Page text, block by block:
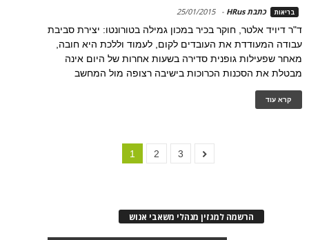
בריאות כתבת HRus -
25/01/2015
ד"ר דיויד אלטר, חוקר בכיר במכון גמילה בטורונטו: יצירת סביבת
עבודה המעודדת את העובדים לקום, לעמוד וללכת היא חובה,
מאחר שפעילות גופנית סדירה בשעות אחרות של היום אינה
מבטלת את הסכנות הכרוכות בישיבה רצופה מול המחשב
קרא עוד
1 2 3
הרשמה למגזין מנהלי משאבי אנוש